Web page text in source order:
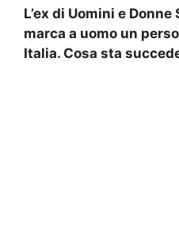
L’ex di Uomini e
marca a uomo un
Italia. Cosa sta